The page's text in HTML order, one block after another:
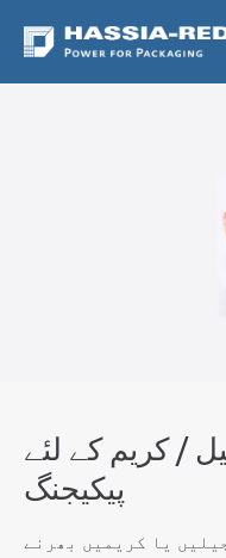
/ کریم کے لئے
پیکیجنگ
یا کریمیں بھرنے